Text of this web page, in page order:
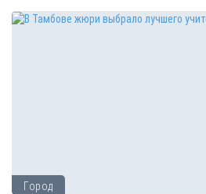
Город